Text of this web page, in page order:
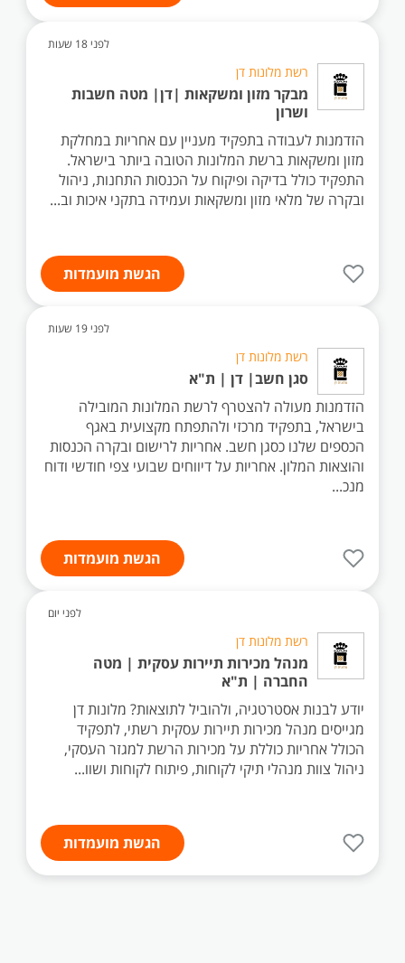
לפני 18 שעות
רשת מלונות דן
מבקר מזון ומשקאות |דן| מטה חשבות
ושרון
הזדמנות לעבודה בתפקיד מעניין עם אחריות במחלקת
מזון ומשקאות ברשת המלונות הטובה ביותר בישראל.
התפקיד כולל בדיקה ופיקוח על הכנסות התחנות, ניהול
ובקרה של מלאי מזון ומשקאות ועמידה בתקני איכות וב...
הגשת מועמדות
לפני 19 שעות
רשת מלונות דן
סגן חשב| דן | ת"א
הזדמנות מעולה להצטרף לרשת המלונות המובילה
בישראל, בתפקיד מרכזי ולהתפתח מקצועית באגף
הכספים שלנו כסגן חשב. אחריות לרישום ובקרה הכנסות
והוצאות המלון. אחריות על דיווחים שבועי צפי חודשי ודוח
מנכ...
הגשת מועמדות
לפני יום
רשת מלונות דן
מנהל מכירות תיירות עסקית | מטה
החברה | ת"א
יודע לבנות אסטרטגיה, ולהוביל לתוצאות? מלונות דן
מגייסים מנהל מכירות תיירות עסקית רשתי, לתפקיד
הכולל אחריות כוללת על מכירות הרשת למגזר העסקי,
ניהול צוות מנהלי תיקי לקוחות, פיתוח לקוחות ושוו...
הגשת מועמדות